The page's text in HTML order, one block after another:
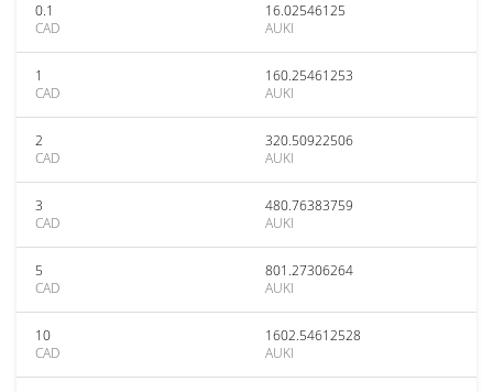
0.1
CAD
16.02546125
AUKI
1
CAD
160.25461253
AUKI
2
CAD
320.50922506
AUKI
3
CAD
480.76383759
AUKI
5
CAD
801.27306264
AUKI
10
CAD
1602.54612528
AUKI